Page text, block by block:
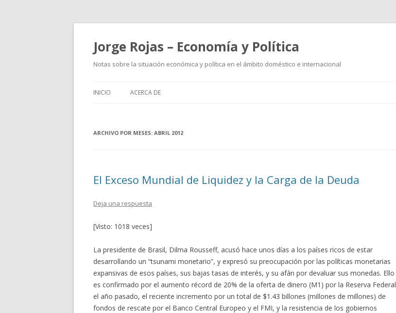
Jorge Rojas – Economía y Política
Notas sobre la situación económica y política en el ámbito doméstico e internacional
INICIO ACERCA DE
ARCHIVO POR MESES: ABRIL 2012
El Exceso Mundial de Liquidez y la Carga de la Deuda
Deja una respuesta
[Visto: 1018 veces]
La presidente de Brasil, Dilma Rousseff, acusó hace unos días a los países ricos de estar
desarrollando un “tsunami monetario”, y expresó su preocupación por las políticas monetarias
expansivas de esos países, sus bajas tasas de interés, y su afán por devaluar sus monedas. Ello
es confirmado por el aumento récord de 20% de la oferta de dinero (M1) por la Reserva Federal
el año pasado, el reciente incremento por un total de $1.43 billones (millones de millones) de
fondos de rescate por el Banco Central Europeo y el FMI, y la resistencia de los gobiernos